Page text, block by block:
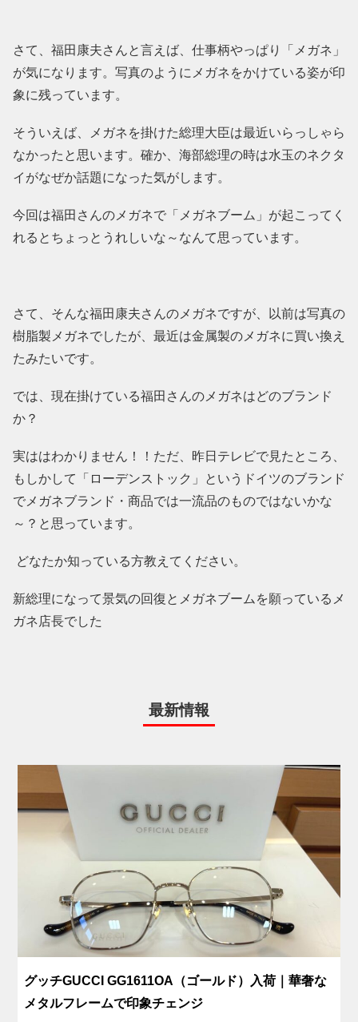
さて、福田康夫さんと言えば、仕事柄やっぱり「メガネ」
が気になります。写真のようにメガネをかけている姿が印
象に残っています。
そういえば、メガネを掛けた総理大臣は最近いらっしゃら
なかったと思います。確か、海部総理の時は水玉のネクタ
イがなぜか話題になった気がします。
今回は福田さんのメガネで「メガネブーム」が起こってく
れるとちょっとうれしいな～なんて思っています。
さて、そんな福田康夫さんのメガネですが、以前は写真の
樹脂製メガネでしたが、最近は金属製のメガネに買い換え
たみたいです。
では、現在掛けている福田さんのメガネはどのブランド
か？
実ははわかりません！！ただ、昨日テレビで見たところ、
もしかして「ローデンストック」というドイツのブランド
でメガネブランド・商品では一流品のものではないかな
～？と思っています。
どなたか知っている方教えてください。
新総理になって景気の回復とメガネブームを願っているメ
ガネ店長でした
最新情報
グッチGUCCI GG1611OA（ゴールド）入荷｜華奢な
メタルフレームで印象チェンジ